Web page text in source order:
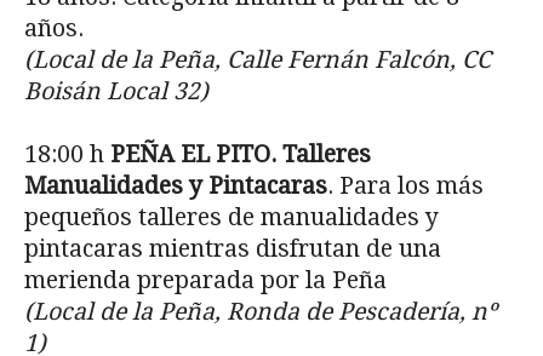
años.
(Local de la Peña, Calle Fernán Falcón, CC
Boisán Local 32)
18:00 h PEÑA EL PITO. Talleres
Manualidades y Pintacaras. Para los más
pequeños talleres de manualidades y
pintacaras mientras disfrutan de una
merienda preparada por la Peña
(Local de la Peña, Ronda de Pescadería, nº
1)